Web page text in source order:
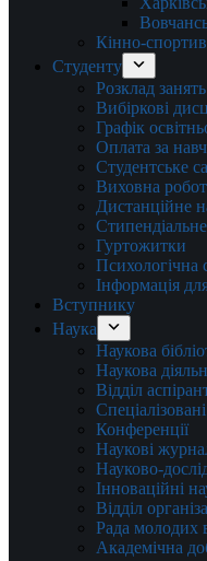
Кінно-
Студенту
Розклад занять
Вибіркові
Графік
Оплата за
Студентське
Виховна
Дистанційне
Гуртожитки
Психологічна
Інформація
Вступнику
Наука
Наукова
Наукова
Відділ
Конференції
Наукові
Науково-
Інноваційні
Відділ
Рада молодих
Академічна